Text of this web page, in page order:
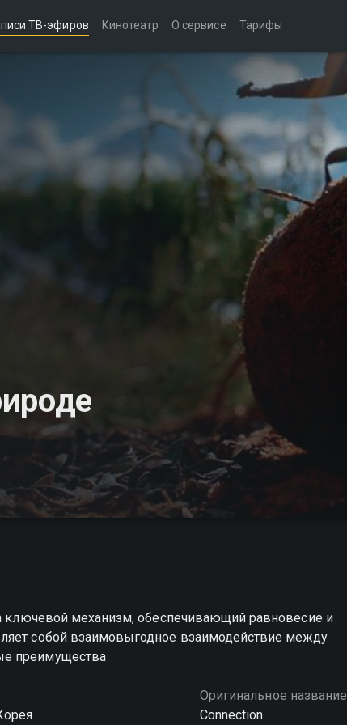
ТВ-эфиров Кинотеатр О сервисе Тарифы
ключевой механизм, обеспечивающий равновесие и
собой взаимовыгодное взаимодействие между
преимущества
Оригинальное название
Connection